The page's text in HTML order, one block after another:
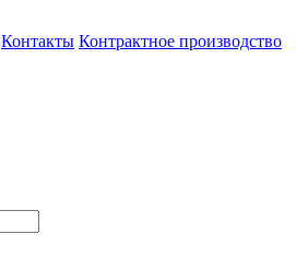
Контакты Контрактное производство